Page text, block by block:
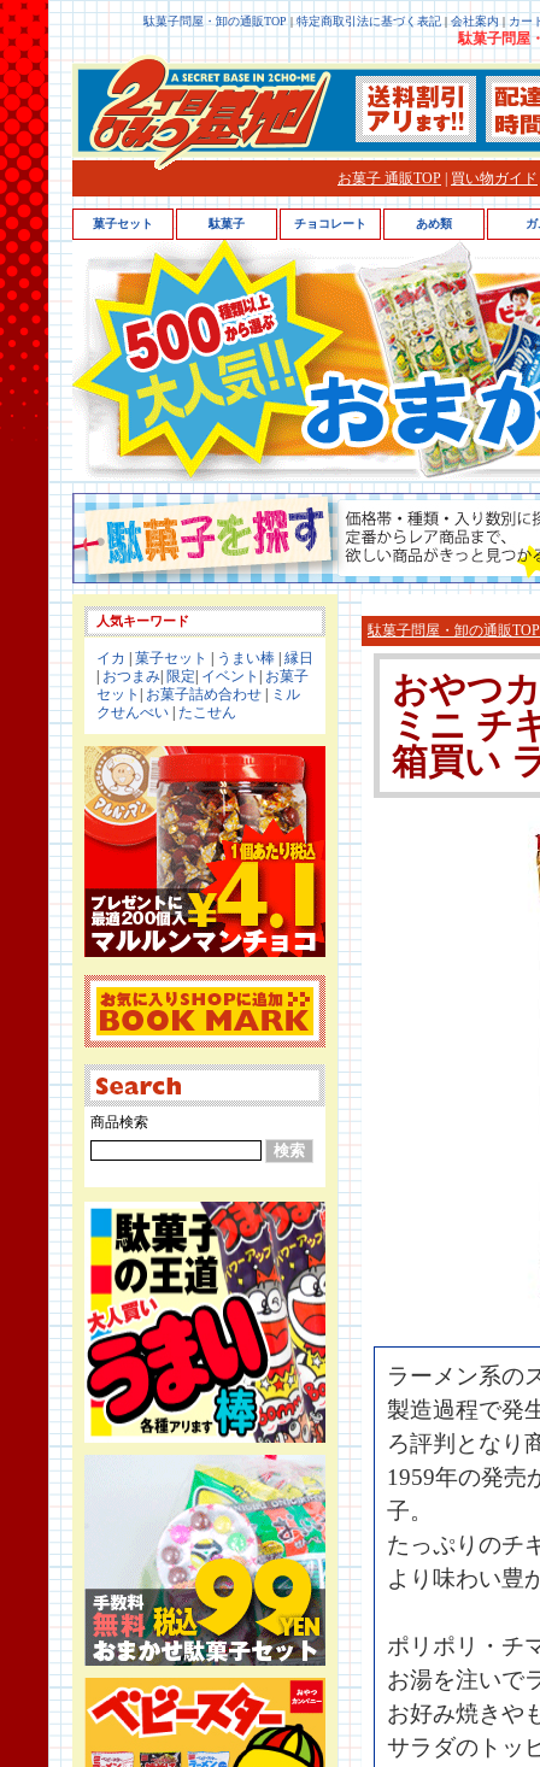
駄菓子問屋・卸の通販TOP | 特定商取引法に基づく表記 | 会社案内 | カー
駄菓子問屋
お菓子 通販TOP 買い物ガイド
人気キーワード
イカ 菓子セット うまい棒 縁日
おつまみ 限定 イベント
お菓子
セット
お菓子詰め合わせ
ミル
クせんべい たこせん
商品検索
駄菓子問屋・卸の通販TOP
おやつ
ミニ チ
箱買い
ラーメン系の
製造過程で発
ろ評判となり
1959年の発売
子。
たっぷりのチ
より味わい豊
ポリポリ・チ
お湯を注いで
お好み焼きや
サラダのトッ